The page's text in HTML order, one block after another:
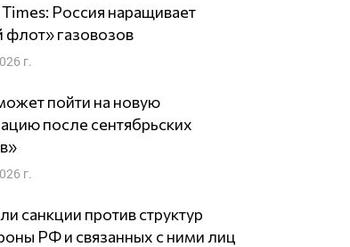
Россия наращивает
флот» газовозов
г.
пойти на новую
после сентябрьских
г.
санкции против структур
РФ и связанных с ними лиц